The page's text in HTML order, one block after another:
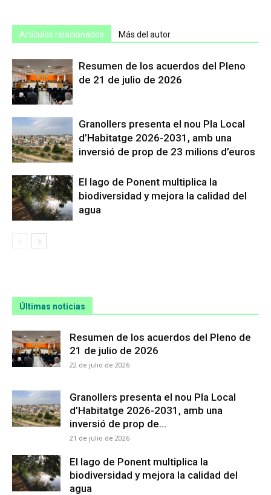
Artículos relacionados Más del autor
Resumen de los acuerdos del Pleno
de 21 de julio de 2026
Granollers presenta el nou Pla Local
d’Habitatge 2026-2031, amb una
inversió de prop de 23 milions d’euros
El lago de Ponent multiplica la
biodiversidad y mejora la calidad del
agua
Últimas noticias
Resumen de los acuerdos del Pleno de
21 de julio de 2026
22 de julio de 2026
Granollers presenta el nou Pla Local
d’Habitatge 2026-2031, amb una
inversió de prop de...
21 de julio de 2026
El lago de Ponent multiplica la
biodiversidad y mejora la calidad del
agua